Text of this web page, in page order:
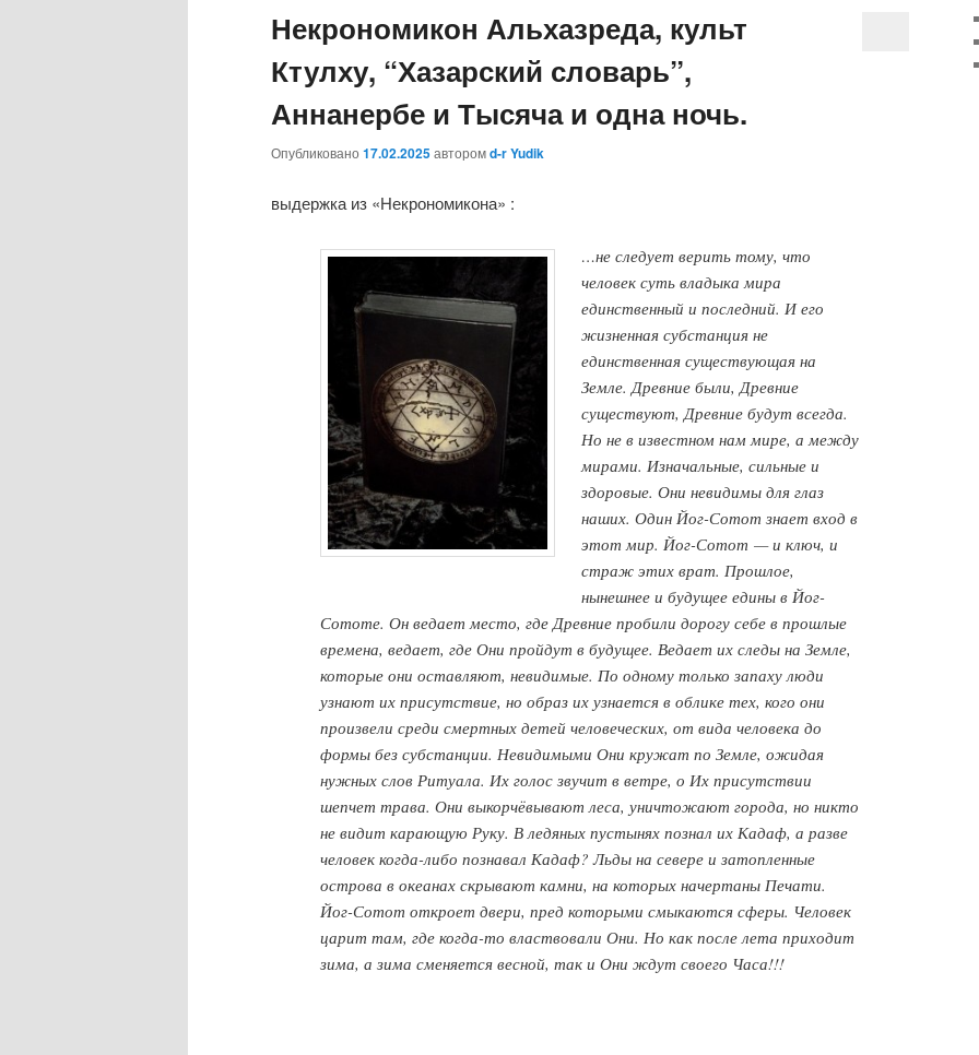
содержимому
содержимому
Некрономикон Альхазреда, культ
Ктулху, “Хазарский словарь”,
Аннанербе и Тысяча и одна ночь.
Опубликовано 17.02.2025авторомd-r Yudik
выдержка из «Некрономикона» :
…не следует верить тому, что
человек суть владыка мира
единственный и последний. И его
жизненная субстанция не
единственная существующая на
Земле. Древние были, Древние
существуют, Древние будут всегда.
Но не в известном нам мире, а между
мирами. Изначальные, сильные и
здоровые. Они невидимы для глаз
наших. Один Йог-Сотот знает вход в
этот мир. Йог-Сотот — и ключ, и
страж этих врат. Прошлое,
нынешнее и будущее едины в Йог-
Сототе. Он ведает место, где Древние пробили дорогу себе в прошлые
времена, ведает, где Они пройдут в будущее. Ведает их следы на Земле,
которые они оставляют, невидимые. По одному только запаху люди
узнают их присутствие, но образ их узнается в облике тех, кого они
произвели среди смертных детей человеческих, от вида человека до
формы без субстанции. Невидимыми Они кружат по Земле, ожидая
нужных слов Ритуала. Их голос звучит в ветре, о Их присутствии
шепчет трава. Они выкорчёвывают леса, уничтожают города, но никто
не видит карающую Руку. В ледяных пустынях познал их Кадаф, а разве
человек когда-либо познавал Кадаф? Льды на севере и затопленные
острова в океанах скрывают камни, на которых начертаны Печати.
Йог-Сотот откроет двери, пред которыми смыкаются сферы. Человек
царит там, где когда-то властвовали Они. Но как после лета приходит
зима, а зима сменяется весной, так и Они ждут своего Часа!!!